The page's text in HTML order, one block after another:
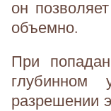
он
объемно.
При
глубинном
разрешении